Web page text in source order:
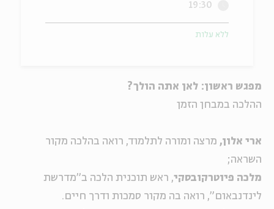
מפגש ראשון: לאן אתה הולך?
ההלכה במבחן הזמן
ארי אלון, מרצה ומורה לתלמוד, רואה בהלכה מקור
השראה;
מלכה פיוטרקובסקי, ראש תוכנית הלכה ב"מדרשת
לינדנבאום", רואה בה מקור סמכות ודרך חיים.
19:30
ללא עלות